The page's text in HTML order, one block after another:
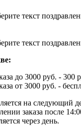
текст
текст
до 3000 руб. - 300
от 3000 руб. -
на следующий
заказа после
через день.